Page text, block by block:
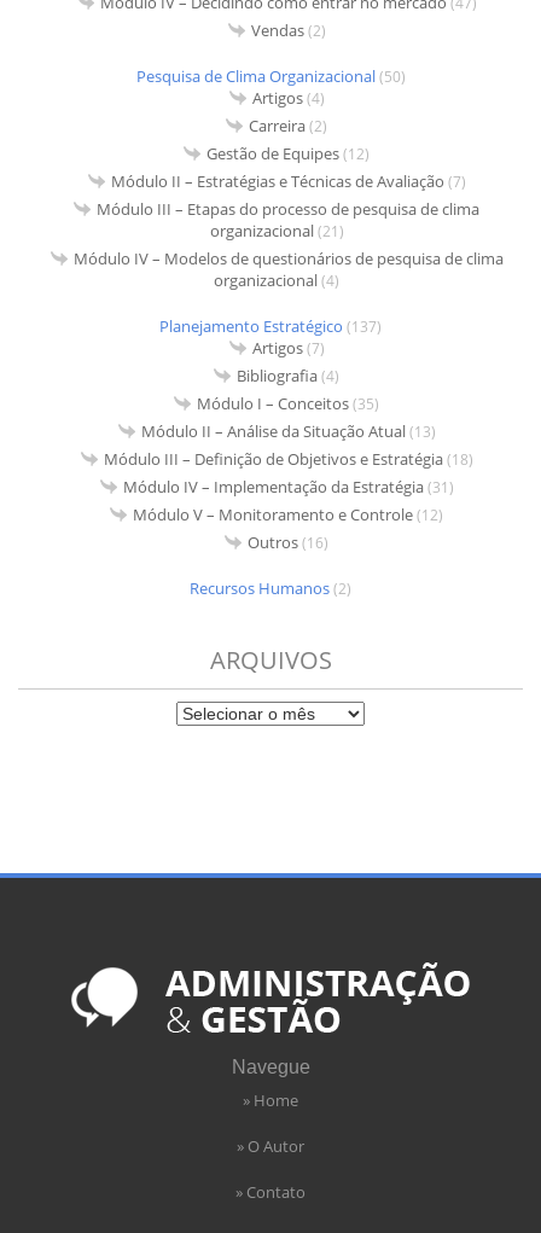
Vendas(2)
Pesquisa de Clima Organizacional(50)
Artigos(4)
Carreira(2)
Gestão de Equipes(12)
Módulo II – Estratégias e Técnicas de Avaliação (7)
Módulo III – Etapas do processo de pesquisa de clima
organizacional(21)
Módulo IV – Modelos de questionários de pesquisa de clima
organizacional(4)
Planejamento Estratégico (137)
Artigos(7)
Bibliografia(4)
Módulo I – Conceitos(35)
Módulo II – Análise da Situação Atual(13)
Módulo III – Definição de Objetivos e Estratégia(18)
Módulo IV – Implementação da Estratégia(31)
Módulo V – Monitoramento e Controle(12)
Outros(16)
Recursos Humanos(2)
ARQUIVOS
Navegue
» Home
» O Autor
» Contato